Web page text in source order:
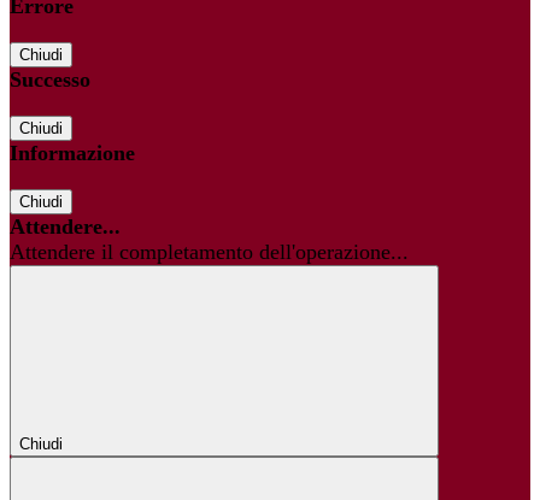
Errore
Chiudi
Successo
Chiudi
Informazione
Chiudi
Attendere...
Attendere il completamento dell'operazione...
Chiudi